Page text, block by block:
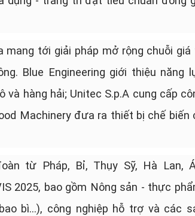
tới giải pháp mở rộng chuỗi giá
Blue Engineering giới thiệu năng
hàng hải; Unitec S.p.A cung cấp
Machinery đưa ra thiết bị chế biến
từ Pháp, Bỉ, Thụy Sỹ, Hà Lan,
2025, bao gồm Nông sản - thực
bì…), công nghiệp hỗ trợ và các